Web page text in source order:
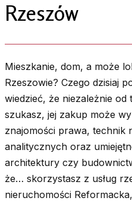
Rzeszów
Mieszkanie, dom, a może
Rzeszowie? Czego dzisiaj
wiedzieć, że niezależnie
szukasz, jej zakup może
znajomości prawa, technik
analitycznych oraz
architektury czy
że… skorzystasz z usług
nieruchomości